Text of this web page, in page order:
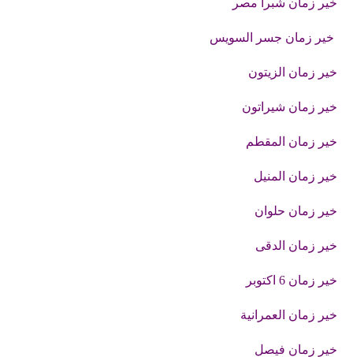
خير زمان جسر السويس
خير زمان الزيتون
خير زمان شيراتون
خير زمان المقطم
خير زمان المنيل
خير زمان حلوان
خير زمان الدقى
خير زمان 6 اكتوبر
خير زمان العمرانية
خير زمان فيصل